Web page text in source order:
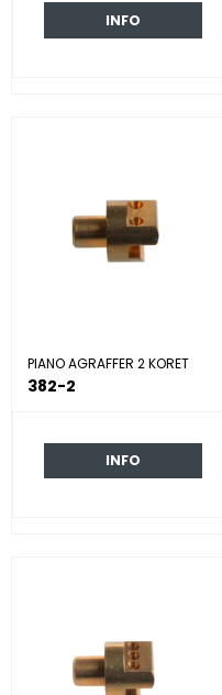
INFO
PIANO AGRAFFER 2 KORET
382-2
INFO